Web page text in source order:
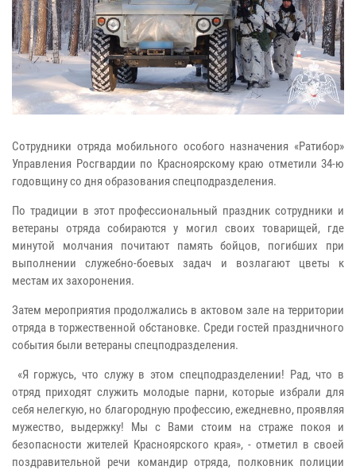
Сотрудники отряда мобильного особого назначения «Ратибор»
Управления Росгвардии по Красноярскому краю отметили 34-ю
годовщину со дня образования спецподразделения.
По традиции в этот профессиональный праздник сотрудники и
ветераны отряда собираются у могил своих товарищей, где
минутой молчания почитают память бойцов, погибших при
выполнении служебно-боевых задач и возлагают цветы к
местам их захоронения.
Затем мероприятия продолжались в актовом зале на территории
отряда в торжественной обстановке. Среди гостей праздничного
события были ветераны спецподразделения.
«Я горжусь, что служу в этом спецподразделении! Рад, что в
отряд приходят служить молодые парни, которые избрали для
себя нелегкую, но благородную профессию, ежедневно, проявляя
мужество, выдержку! Мы с Вами стоим на страже покоя и
безопасности жителей Красноярского края», - отметил в своей
поздравительной речи командир отряда, полковник полиции